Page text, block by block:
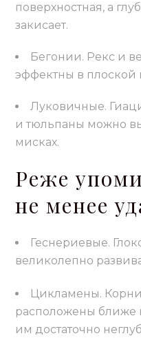
поверхностная, а
закисает.
Бегонии. Рекс и
эффектны в плоской
Луковичные.
и тюльпаны можно
мисках.
Реже
не менее
Геснериевые.
великолепно
Цикламены. Корни
расположены ближе
им достаточно